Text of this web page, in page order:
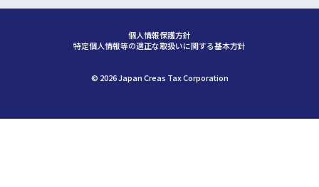
個人情報保護方針
特定個人情報等の適正な取扱いに関する基本方針
©︎ 2026 Japan Creas Tax Corporation